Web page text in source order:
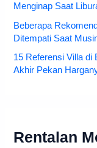
Menginap Saat
Beberapa
Ditempati Saat
15 Referensi Villa di
Akhir Pekan
Rentalan